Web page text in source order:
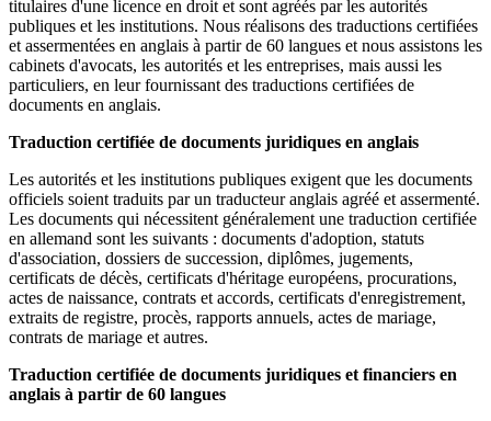
titulaires d'une licence en droit et sont agréés par les autorités
publiques et les institutions. Nous réalisons des traductions certifiées
et assermentées en anglais à partir de 60 langues et nous assistons les
cabinets d'avocats, les autorités et les entreprises, mais aussi les
particuliers, en leur fournissant des traductions certifiées de
documents en anglais.
Traduction certifiée de documents juridiques en anglais
Les autorités et les institutions publiques exigent que les documents
officiels soient traduits par un traducteur anglais agréé et assermenté.
Les documents qui nécessitent généralement une traduction certifiée
en allemand sont les suivants : documents d'adoption, statuts
d'association, dossiers de succession, diplômes, jugements,
certificats de décès, certificats d'héritage européens, procurations,
actes de naissance, contrats et accords, certificats d'enregistrement,
extraits de registre, procès, rapports annuels, actes de mariage,
contrats de mariage et autres.
Traduction certifiée de documents juridiques et financiers en
anglais à partir de 60 langues